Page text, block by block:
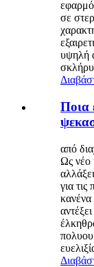
σε
υψηλή
Ποια
από
Ως νέο
για
κανένα